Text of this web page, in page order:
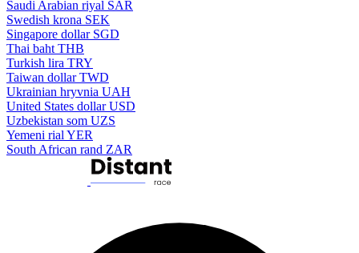
Saudi Arabian riyal SAR
Swedish krona SEK
Singapore dollar SGD
Thai baht THB
Turkish lira TRY
Taiwan dollar TWD
Ukrainian hryvnia UAH
United States dollar USD
Uzbekistan som UZS
Yemeni rial YER
South African rand ZAR